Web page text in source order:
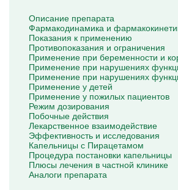
Цераксон капельница
Капельница Церебролизин
Капельница Мильгамма
Капельница Цефтриаксон
Капельница Ципрофлоксацин
Капельница Рингер
Описание препарата
Фармакодинамика и
Показания к применению
Противопоказания и ограничения
Применение при беременности и
Применение при нарушениях
Применение при нарушениях
Применение у детей
Применение у пожилых пациентов
Режим дозирования
Побочные действия
Лекарственное взаимодействие
Эффективность и исследования
Капельницы с Пирацетамом
Процедура постановки капельницы
Плюсы лечения в частной клинике
Аналоги препарата